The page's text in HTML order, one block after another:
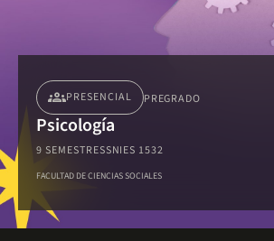
groupsPRESENCIAL PREGRADO
Psicología
9 SEMESTRESSNIES 1532
FACULTAD DE CIENCIAS SOCIALES